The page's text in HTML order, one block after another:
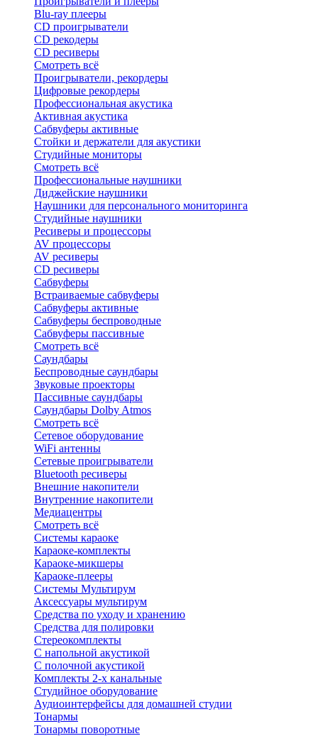
Blu-ray плееры
CD проигрыватели
CD рекодеры
CD ресиверы
Смотреть всё
Проигрыватели, рекордеры
Цифровые рекордеры
Профессиональная акустика
Активная акустика
Сабвуферы активные
Стойки и держатели для акустики
Студийные мониторы
Смотреть всё
Профессиональные наушники
Диджейские наушники
Наушники для персонального мониторинга
Студийные наушники
Ресиверы и процессоры
AV процессоры
AV ресиверы
CD ресиверы
Сабвуферы
Встраиваемые сабвуферы
Сабвуферы активные
Сабвуферы беспроводные
Сабвуферы пассивные
Смотреть всё
Саундбары
Беспроводные саундбары
Звуковые проекторы
Пассивные саундбары
Саундбары Dolby Atmos
Смотреть всё
Сетевое оборудование
WiFi антенны
Сетевые проигрыватели
Bluetooth ресиверы
Внешние накопители
Внутренние накопители
Медиацентры
Смотреть всё
Системы караоке
Караоке-комплекты
Караоке-микшеры
Караоке-плееры
Системы Мультирум
Аксессуары мультирум
Средства по уходу и хранению
Средства для полировки
Стереокомплекты
C напольной акустикой
C полочной акустикой
Комплекты 2-х канальные
Студийное оборудование
Аудиоинтерфейсы для домашней студии
Тонармы
Тонармы поворотные